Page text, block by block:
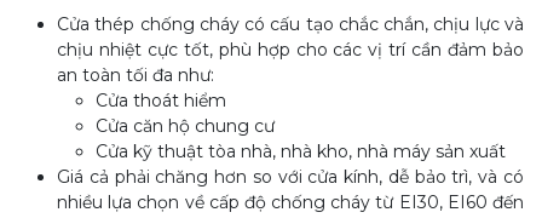
Cửa thép chống cháy có cấu tạo chắc chắn, chịu lực và
chịu nhiệt cực tốt, phù hợp cho các vị trí cần đảm bảo
an toàn tối đa như:
Cửa thoát hiểm
Cửa căn hộ chung cư
Cửa kỹ thuật tòa nhà, nhà kho, nhà máy sản xuất
Giá cả phải chăng hơn so với cửa kính, dễ bảo trì, và có
nhiều lựa chọn về cấp độ chống cháy từ EI30, EI60 đến